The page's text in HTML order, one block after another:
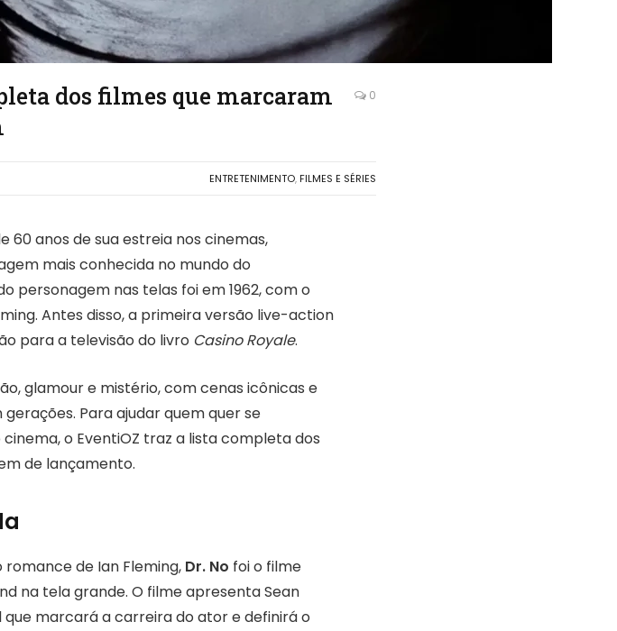
dos filmes que marcaram
0
ENTRETENIMENTO, FILMES E SÉRIES
60 anos de sua estreia nos cinemas,
mais conhecida no mundo do
personagem nas telas foi em 1962, com o
Antes disso, a primeira versão live-action
para a televisão do livro Casino Royale.
glamour e mistério, com cenas icônicas e
Para ajudar quem quer se
o EventiOZ traz a lista completa dos
de lançamento.
de Ian Fleming, Dr. No foi o filme
na tela grande. O filme apresenta Sean
marcará a carreira do ator e definirá o